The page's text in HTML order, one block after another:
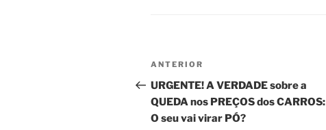
Navegação
de
Post
Post
anterior
ANTERIOR
URGENTE! A VERDADE sobre a
QUEDA nos PREÇOS dos CARROS:
O seu vai virar PÓ?